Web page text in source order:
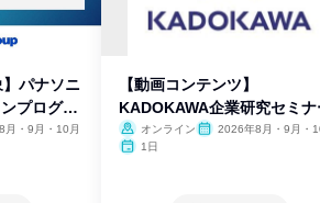
】パナソニ
プログラ
月・9月・10月
【動画コンテンツ】
KADOKAWA企業研究セミナ
オンライン
2026年8月・9月・
1日